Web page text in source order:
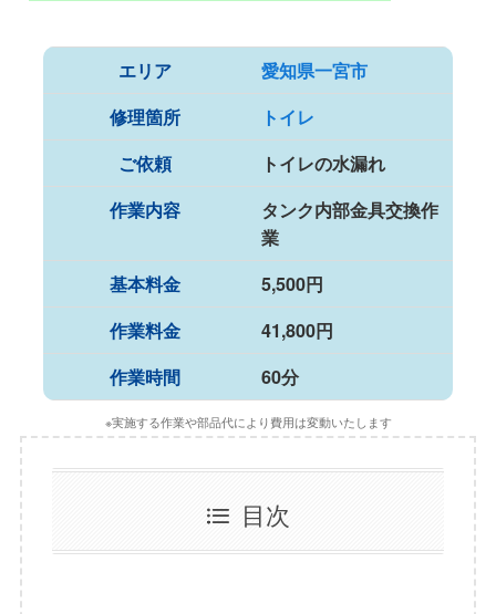
エリア
愛知県一宮市
修理箇所
トイレ
ご依頼
トイレの水漏れ
作業内容
タンク内部金具交換作
業
基本料金
5,500円
作業料金
41,800円
作業時間
60分
※実施する作業や部品代により費用は変動いたします
目次